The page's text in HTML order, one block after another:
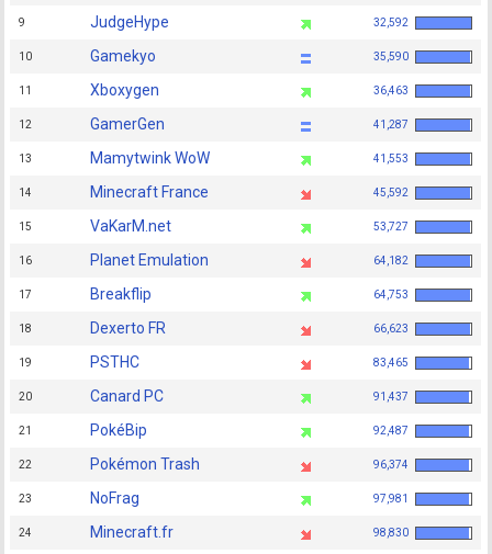
9 JudgeHype 32,592
10 Gamekyo 35,590
11 Xboxygen 36,463
12 GamerGen 41,287
13 Mamytwink WoW 41,553
14 Minecraft France 45,592
15 VaKarM.net 53,727
16 Planet Emulation 64,182
17 Breakflip 64,753
18 Dexerto FR 66,623
19 PSTHC 83,465
20 Canard PC 91,437
21 PokéBip 92,487
22 Pokémon Trash 96,374
23 NoFrag 97,981
24 Minecraft.fr 98,830